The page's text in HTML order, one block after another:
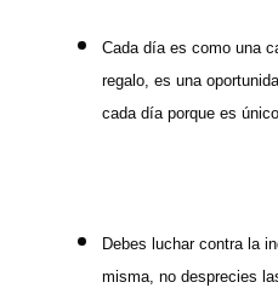
Cada día es como una
regalo, es una
cada día porque es
Debes luchar contra la
misma, no desprecies